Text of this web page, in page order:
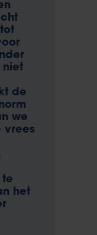
niet
de
we
vrees
te
het